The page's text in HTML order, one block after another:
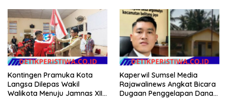
Kontingen Pramuka Kota
Langsa Dilepas Wakil
Walikota Menuju Jamnas XII
Kaperwil Sumsel Media
Rajawalinews Angkat Bicara
Dugaan Penggelapan Dana